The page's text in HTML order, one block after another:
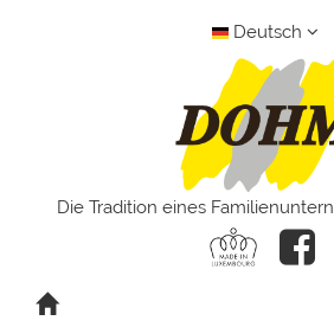
Deutsch
Die Tradition eines